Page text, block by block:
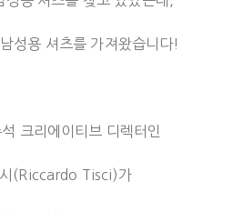
성용 셔츠를 가져왔습니다!
크리에이티브 디렉터인
(Riccardo Tisci)가